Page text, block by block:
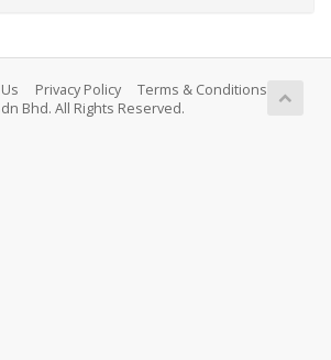
Terms & Conditions
Privacy Policy
Bhd. All Rights Reserved.